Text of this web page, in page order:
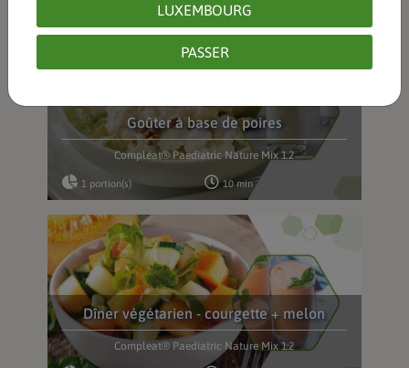
Goûter à base de poires
Compleat® Paediatric Nature Mix 1.2
1 portion(s) 10 min
Dîner végétarien - courgette + melon
Compleat® Paediatric Nature Mix 1.2
LUXEMBOURG
PASSER